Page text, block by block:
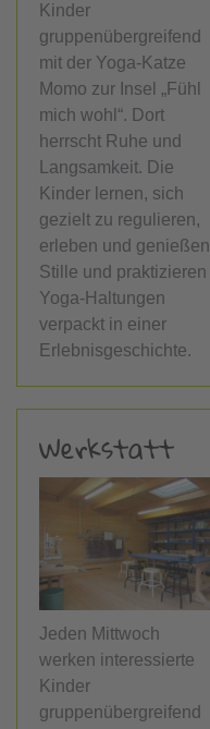
Kinder
gruppenübergreifend
mit der Yoga-Katze
Momo zur Insel „Fühl
mich wohl“. Dort
herrscht Ruhe und
Langsamkeit. Die
Kinder lernen, sich
gezielt zu regulieren,
erleben und genießen
Stille und praktizieren
Yoga-Haltungen
verpackt in einer
Erlebnisgeschichte.
Werkstatt
Jeden Mittwoch
werken interessierte
Kinder
gruppenübergreifend